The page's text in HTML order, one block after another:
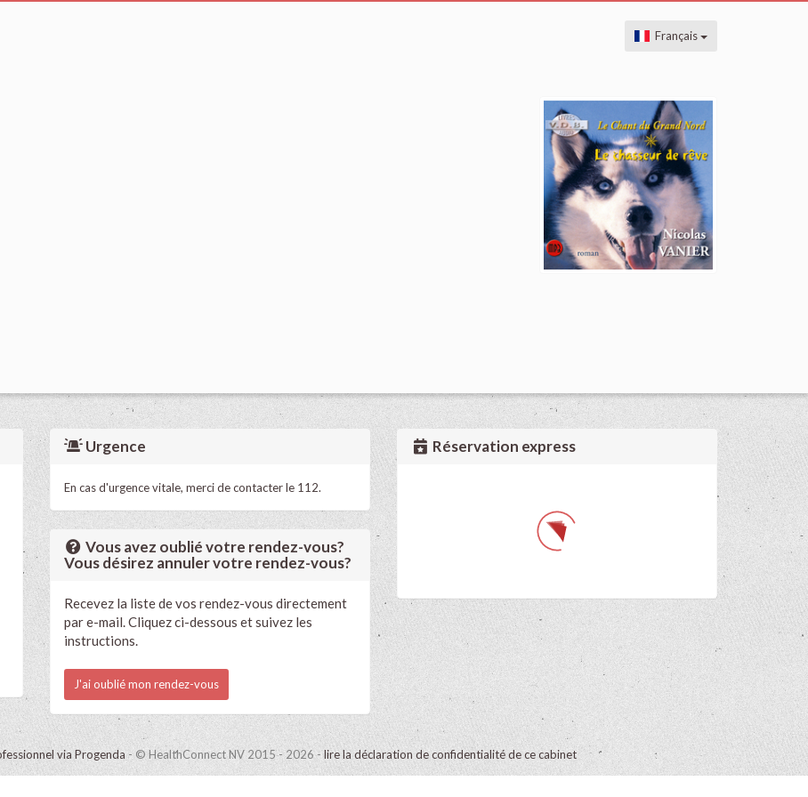
Français
Urgence
En cas d'urgence vitale, merci de contacter le 112.
Vous avez oublié votre rendez-vous?
Vous désirez annuler votre rendez-vous?
Recevez la liste de vos rendez-vous directement
par e-mail. Cliquez ci-dessous et suivez les
instructions.
J'ai oublié mon rendez-vous
Réservation express
via Progenda - © HealthConnect NV 2015 - 2026 -lire la déclaration de confidentialité de ce cabinet